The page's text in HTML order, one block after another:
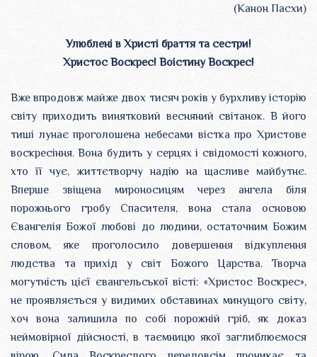
(Канон Пасхи)
Улюблені в Христі браття та сестри!
Христос Воскрес! Воістину Воскрес!
Вже впродовж майже двох тисяч років у бурхливу історію
світу приходить винятковий весняний світанок. В його
тиші лунає проголошена небесами вістка про Христове
воскресіння. Вона будить у серцях і свідомості кожного,
хто її чує, життєтворчу надію на щасливе майбутнє.
Вперше звіщена мироносицям через ангела біля
порожнього гробу Спасителя, вона стала основою
Євангелія Божої любові до людини, остаточним Божим
словом, яке проголосило довершення відкуплення
людства та прихід у світ Божого Царства. Творча
могутність цієї євангельської вісті: «Христос Воскрес»,
не проявляється у видимих обставинах минущого світу,
хоч вона залишила по собі порожній гріб, як доказ
неймовірної дійсності, в таємницю якої заглиблюємося